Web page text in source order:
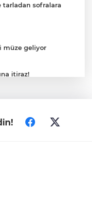
tarladan sofralara
müze geliyor
itiraz!
ve dayanışma